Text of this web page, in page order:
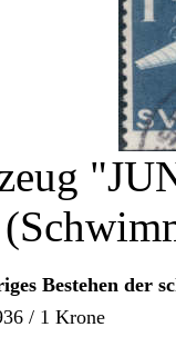
Bestehen der
/ 1 Krone